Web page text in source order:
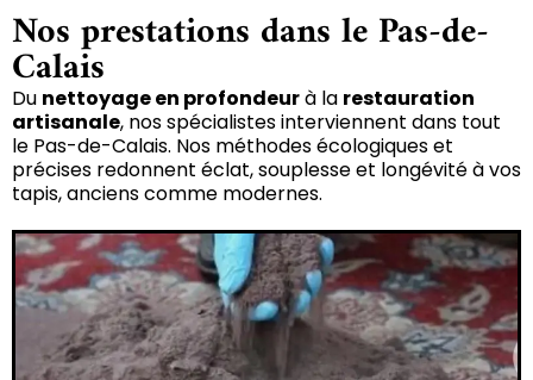
Nos prestations dans le Pas-de-
Calais
Du nettoyage en profondeurà la restauration
artisanale, nos spécialistes interviennent dans tout
le Pas-de-Calais. Nos méthodes écologiques et
précises redonnent éclat, souplesse et longévité à vos
tapis, anciens comme modernes.